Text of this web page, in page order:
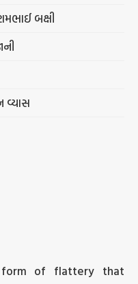
બક્ષી
વ્યાસ
form of flattery that